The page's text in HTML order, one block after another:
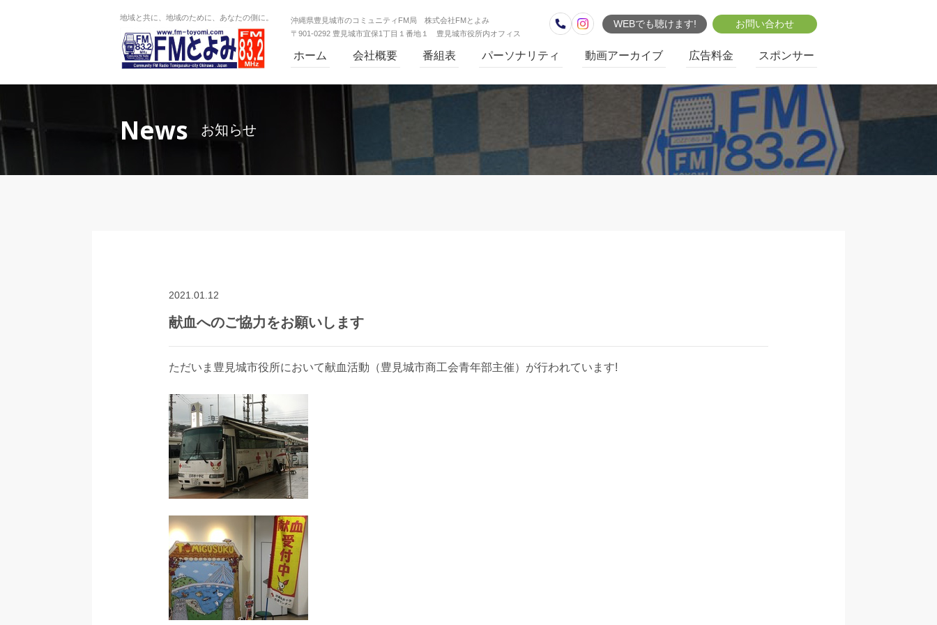
地域と共に、地域のために、あなたの側に。
沖縄県豊見城市のコミュニティFM局 株式会社FMとよみ
〒901-0292 豊見城市宜保1丁目１番地１ 豊見城市役所内オフィス
WEBでも聴けます! お問い合わせ
ホーム 会社概要 番組表 パーソナリティ 動画アーカイブ 広告料金 スポンサー
News お知らせ
2021.01.12
献血へのご協力をお願いします
ただいま豊見城市役所において献血活動（豊見城市商工会青年部主催）が行われています!